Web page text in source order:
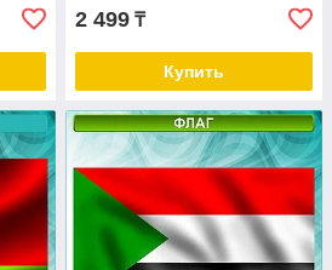
2 499 ₸
Купить